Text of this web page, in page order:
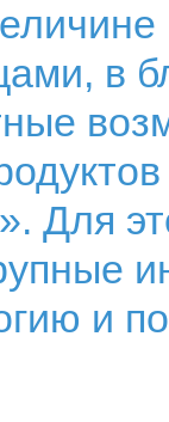
в
Для
и